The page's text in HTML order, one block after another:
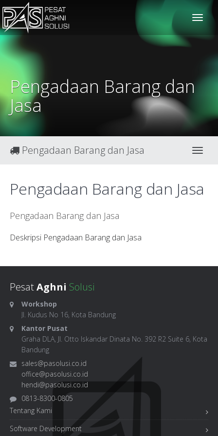
solusiteknis
Pengadaan Barang dan
Jasa
Pengadaan Barang dan Jasa
Pengadaan Barang dan Jasa
Pengadaan Barang dan Jasa
Deskripsi Pengadaan Barang dan Jasa
PesatAghni Solusi
Workshop
Jl. Kudus No 16, Kota Bandung
Kantor Pusat
Graha DLA, Jl. Otto Iskandar Dinata No. 392 R2 Suite 6, Kota
Bandung
sales@pasolusi.co.id
office@pasolusi.co.id
hendi@pasolusi.co.id
0813-8300-0805
Tentang Kami
Software Development